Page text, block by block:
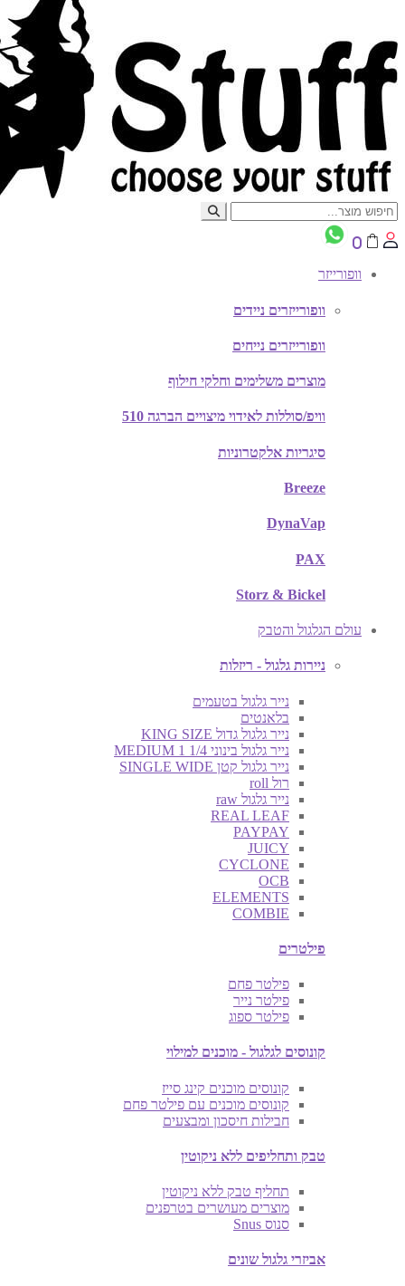
0
וופורייזר
וופורייזרים ניידים
וופורייזרים נייחים
מוצרים משלימים וחלקי חילוף
וויפ/סוללות לאידוי מיצויים הברגה 510
סיגריות אלקטרוניות
Breeze
DynaVap
PAX
Storz & Bickel
עולם הגלגול והטבק
ניירות גלגול - ריזלות
נייר גלגול בטעמים
בלאנטים
נייר גלגול גדול KING SIZE
נייר גלגול בינוני MEDIUM 1 1/4
נייר גלגול קטן SINGLE WIDE
רול roll
נייר גלגול raw
REAL LEAF
PAYPAY
JUICY
CYCLONE
OCB
ELEMENTS
COMBIE
פילטרים
פילטר פחם
פילטר נייר
פילטר ספוג
קונוסים לגלגול - מוכנים למילוי
קונוסים מוכנים קינג סייז
קונוסים מוכנים עם פילטר פחם
חבילות חיסכון ומבצעים
טבק ותחליפים ללא ניקוטין
תחליף טבק ללא ניקוטין
מוצרים מעושרים בטרפנים
סנוס Snus
אביזרי גלגול שונים